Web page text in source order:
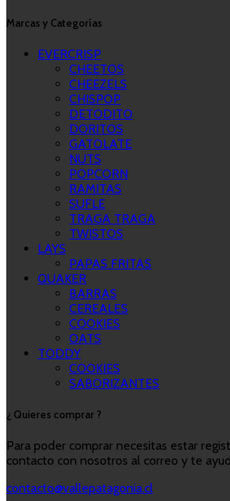
Marcas y Categorías
EVERCRISP
CHEETOS
CHEEZELS
CHISPOP
DETODITO
DORITOS
GATOLATE
NUTS
POPCORN
RAMITAS
SUFLE
TRAGA TRAGA
TWISTOS
LAYS
PAPAS FRITAS
QUAKER
BARRAS
CEREALES
COOKIES
OATS
TODDY
COOKIES
SABORIZANTES
¿ Quieres comprar ?
Para poder comprar necesitas estar
contacto con nosotros al correo y te
contacto@vallepatagonia.cl